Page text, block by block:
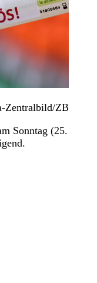
Zentralbild/ZB
Sonntag (25.